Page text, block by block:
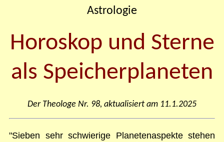
Astrologie
Horoskop und Sterne
als Speicherplaneten
Der Theologe Nr. 98, aktualisiert am 11.1.2025
"Sieben sehr schwierige Planetenaspekte stehen